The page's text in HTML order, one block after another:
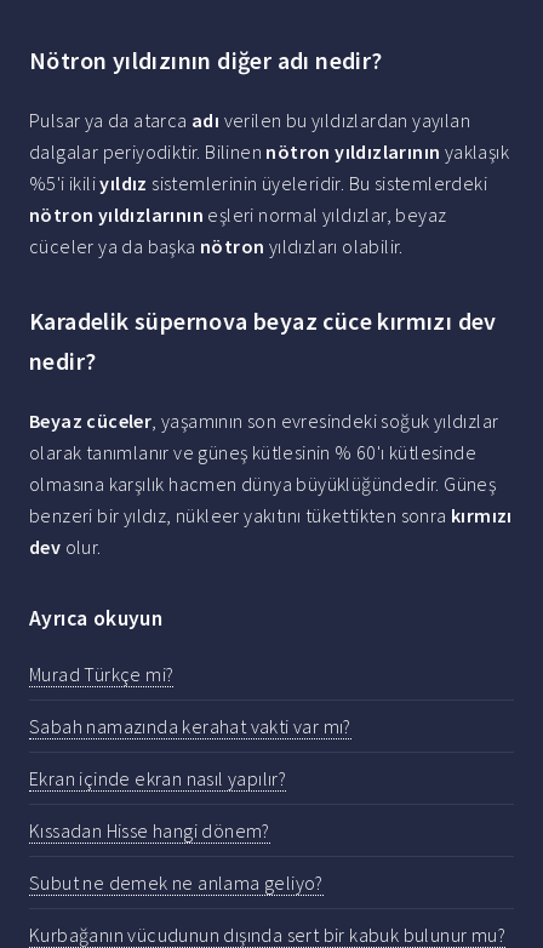
Nötron yıldızının diğer adı nedir?
Pulsar ya da atarca adı verilen bu yıldızlardan yayılan
dalgalar periyodiktir. Bilinen nötron yıldızlarının yaklaşık
%5'i ikiliyıldız sistemlerinin üyeleridir. Bu sistemlerdeki
nötron yıldızlarının eşleri normal yıldızlar, beyaz
cüceler ya da başka nötron yıldızları olabilir.
Karadelik süpernova beyaz cüce kırmızı dev
nedir?
Beyaz cüceler, yaşamının son evresindeki soğuk yıldızlar
olarak tanımlanır ve güneş kütlesinin % 60'ı kütlesinde
olmasına karşılık hacmen dünya büyüklüğündedir. Güneş
benzeri bir yıldız, nükleer yakıtını tükettikten sonra kırmızı
dev olur.
Ayrıca okuyun
Murad Türkçe mi?
Sabah namazında kerahat vakti var mı?
Ekran içinde ekran nasıl yapılır?
Kıssadan Hisse hangi dönem?
Subut ne demek ne anlama geliyo?
Kurbağanın vücudunun dışında sert bir kabuk bulunur mu?